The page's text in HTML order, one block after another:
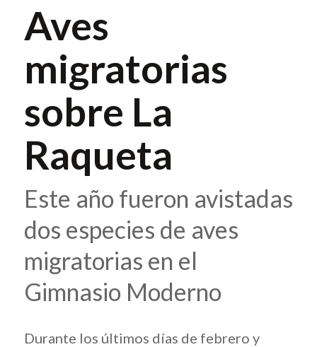
Aves
migratorias
sobre La
Raqueta
Este año fueron avistadas
dos especies de aves
migratorias en el
Gimnasio Moderno
Durante los últimos días de febrero y